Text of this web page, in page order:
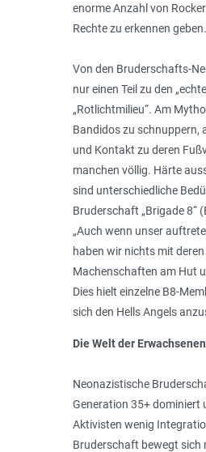
enorme Anzahl von
Rechte zu erkennen geben.
Von den Bruderschafts-
nur einen Teil zu den
„Rotlichtmilieu“. Am
Bandidos zu schnuppern,
und Kontakt zu deren
manchen völlig. Härte
sind unterschiedliche
Bruderschaft „Brigade 8“
„Auch wenn unser
haben wir nichts mit
Machenschaften am Hut
Dies hielt einzelne B8-
sich den Hells Angels
Die Welt der Erwachsenen
Neonazistische
Generation 35+ dominiert
Aktivisten wenig
Bruderschaft bewegt sich